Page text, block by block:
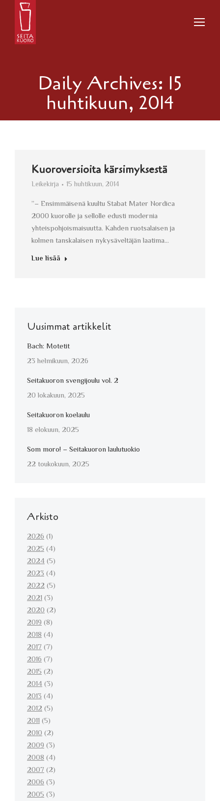
Daily Archives: 15
huhtikuun, 2014
Kuoroversioita kärsimyksestä
Leikekirja 15 huhtikuun, 2014
”– Ensimmäisenä kuultu Stabat Mater Nordica
2000 kuorolle ja sellolle edusti modernia
yhteispohjoismaisuutta. Kahden ruotsalaisen ja
kolmen tanskalaisen nykysäveltäjän laatima…
Lue lisää
Uusimmat artikkelit
Bach: Motetit
23 helmikuun, 2026
Seitakuoron svengijoulu vol. 2
20 lokakuun, 2025
Seitakuoron koelaulu
18 elokuun, 2025
Som moro! – Seitakuoron laulutuokio
22 toukokuun, 2025
Arkisto
2026(1)
2025(4)
2024(5)
2023(4)
2022(5)
2021(3)
2020(2)
2019(8)
2018(4)
2017(7)
2016(7)
2015(2)
2014(3)
2013(4)
2012(5)
2011(5)
2010(2)
2009(3)
2008(4)
2007(2)
2006(3)
2005(3)